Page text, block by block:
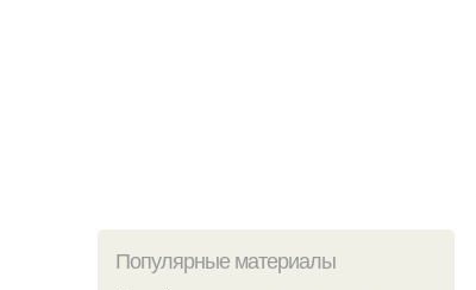
Популярные материалы